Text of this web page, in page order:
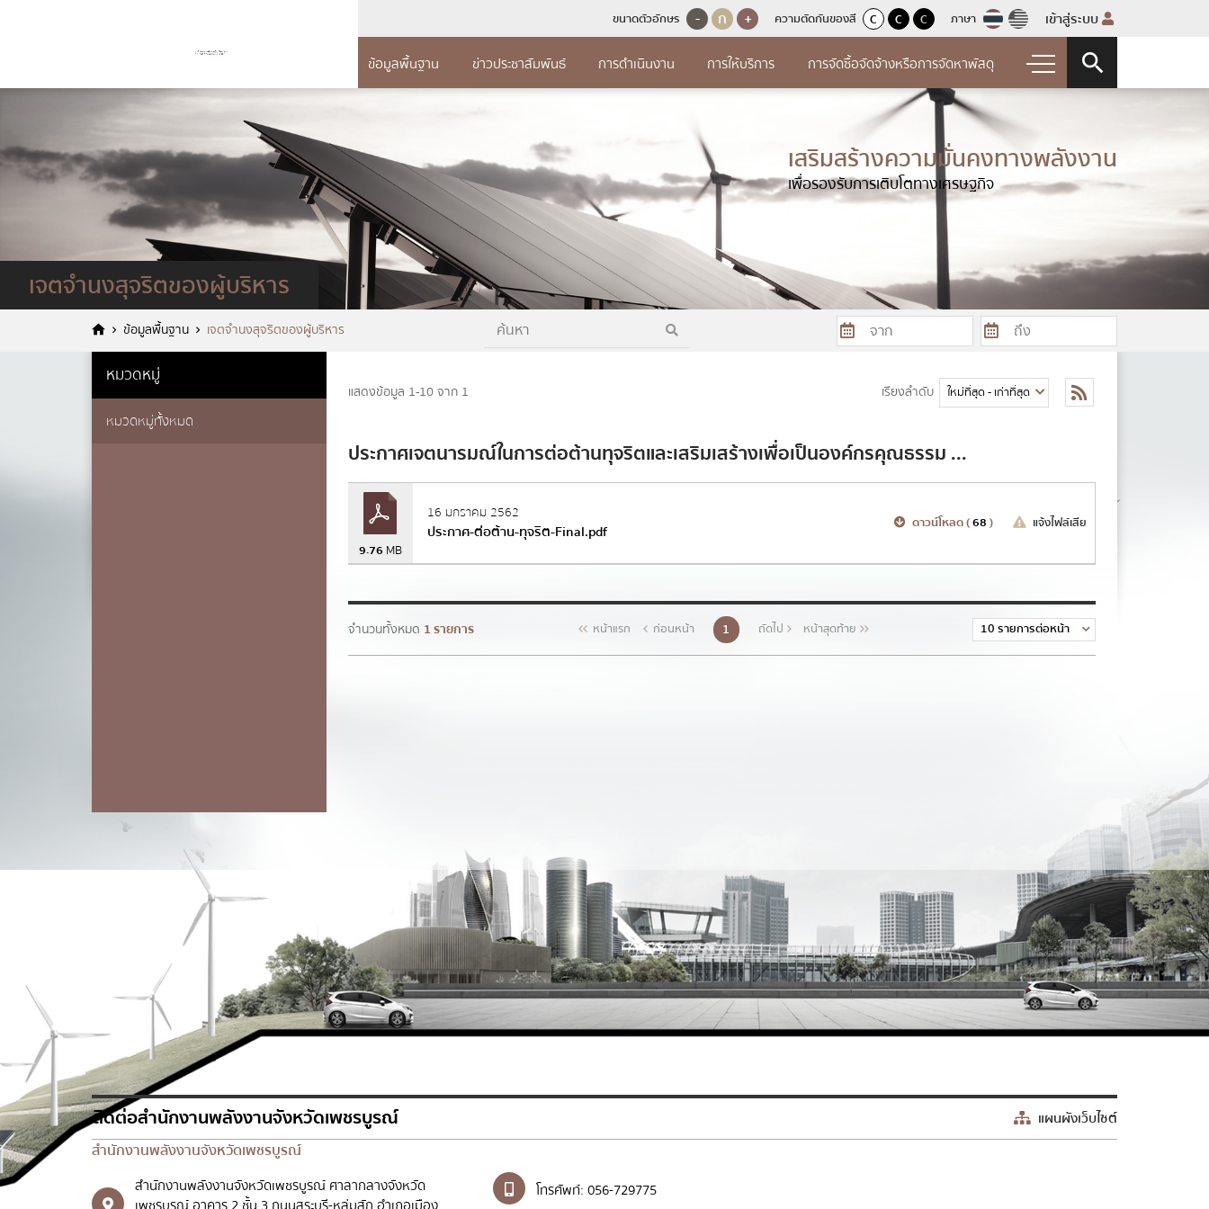
ขนาดตัวอักษร - ก + ความตัดกันของสี C C C ภาษา เข้าสู่ระบบ
ข้อมูลพื้นฐาน
โครงสร้าง
ข้อมูลผู้บริหาร
อำนาจหน้าที่
แผนยุทธศาสตร์หรือแผนพัฒนาหน่วยงาน
เจตจำนงสุจริตของผู้บริหาร
การมีส่วนร่วมของผู้บริหาร
กฎหมายที่เกี่ยวข้อง
ข่าวประชาสัมพันธ์ การดำเนินงาน
แผนดำเนินงานประจำปี
รายงานการกำกับติดตามการดำเนินงาน
ประจำปี รอบ 6 เดือน
รายงานผลการดำเนินงานประจำปี
คู่มือหรือมาตรฐานการปฏิบัติงาน
แผนการใช้จ่ายงบประมาณประจำปี
แผนการใช้จ่ายงบประมาณประจำปี
ประมาณประจำปี รอบ 6 เดือน
แผนการใช้จ่ายงบประมาณประจำปี (ต่อ)
รายงานการกำกับติดตามการใช้จ่ายงบ
ประมาณประจำปี รอบ 6 เดือน
รายงานผลการใช้จ่ายงบประมาณประจำปี
การเปิดโอกาสให้เกิดการมีส่วนร่วม
การเปิดโอกาสให้เกิดการมีส่วนร่วม
การให้บริการ
คู่มือหรือมาตรฐานการให้บริการ
ข้อมูลเชิงสถิติการให้บริการ
รายงานผลการสำรวจความพึงพอใจการให้
บริการ
Q&A
E-Service
การจัดซื้อจัดจ้างหรือการจัดหาพัสดุ
การจัดซื้อจัดจ้างหรือการ
จัดหาพัสดุ
แผนการจัดซื้อจัดจ้างหรือแผนการจัดหาพัสดุ
สรุปผลการจัดซื้อจัดจ้างหรือการจัดหาพัสดุ
รายเดือน
รายงานผลการจัดซื้อจัดจ้างหรือการจัดหา
ทรัพยากรบุคคล
นโยบายการบริหารทรัพยากรบุคคล
การดำเนินการตามนโยบายการบริหาร
ทรัพยากรบุคคล
หลักเกณฑ์การบริหารและพัฒนาทรัพยากร
บุคคล
รายงานผลการบริหารและพัฒนาทรัพยากร
บุคคลประจำปี
การจัดการเรื่องร้องเรียนการทุจริตและ
ประพฤติมิชอบ
แนวปฏิบัติการจัดการเรื่องร้องเรียนการ
ช่องทางแจ้งเรื่องร้องเรียนการทุจริตและ
ประพฤติมิชอบ
ข้อมูลเชิงสถิติเรื่องร้องเรียนการทุจริตและ
การดำเนินการเพื่อจัดการความเสี่ยงการ
แผนปฏิบัติการป้องกันการทุจริต
รายงานการกำกับติดตามการดำเนินการ
รายงานผลการดำเนินการป้องกันการทุจริต
ภายในหน่วยงาน
การดำเนินการตามมาตรการส่งเสริม
คุณธรรมและความโปร่งใสภายในหน่วยงาน
เสริมสร้างความมั่นคงทางพลังงาน
เพื่อรองรับการเติบโตทางเศรษฐกิจ
เจตจำนงสุจริตของผู้บริหาร
ข้อมูลพื้นฐาน เจตจำนงสุจริตของผู้บริหาร
หมวดหมู่
หมวดหมู่ทั้งหมด
แสดงข้อมูล 1-10 จาก 1 เรียงลำดับ
ประกาศเจตนารมณ์ในการต่อต้านทุจริตและเสริมเสร้างเพื่อเป็นองค์กรคุณธรรม ...
9.76 MB
16 มกราคม 2562
ประกาศ-ต่อต้าน-ทุจริต-Final.pdf ดาวน์โหลด (68 ) แจ้งไฟล์เสีย
จำนวนทั้งหมด 1 รายการ หน้าแรก ก่อนหน้า 1 ถัดไป หน้าสุดท้าย
แบบฟอร์มการติดต่อ
เบอร์โทรศัพท์
ติดต่อสำนักงานพลังงานจังหวัดเพชรบูรณ์
สำนักงานพลังงานจังหวัดเพชรบูรณ์
สำนักงานพลังงานจังหวัดเพชรบูรณ์ ศาลากลางจังหวัด
โทรศัพท์: 056-729775
แผนผังเว็บไซต์